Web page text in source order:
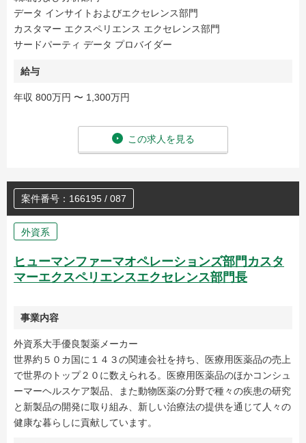
データ インサイトおよびエクセレンス部門
カスタマー エクスペリエンス エクセレンス部門
サードパーティ データ プロバイダー
給与
年収 800万円 〜 1,300万円
この求人を見る
案件番号：166195 / 087
外資系
ヒューマンファーマオペレーションズ部門カスタ
マーエクスペリエンスエクセレンス部門長
事業内容
外資系大手優良製薬メーカー
世界約５０カ国に１４３の関連会社を持ち、医療用医薬品の売上
で世界のトップ２０に数えられる。医療用医薬品のほかコンシュ
ーマーヘルスケア製品、また動物医薬の分野で種々の疾患の研究
と新製品の開発に取り組み、新しい治療法の提供を通じて人々の
健康な暮らしに貢献しています。